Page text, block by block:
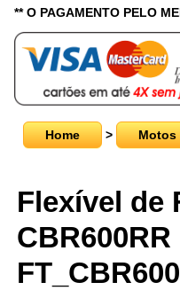
** O PAGAMENTO PELO
Home > Motos
Flexível de